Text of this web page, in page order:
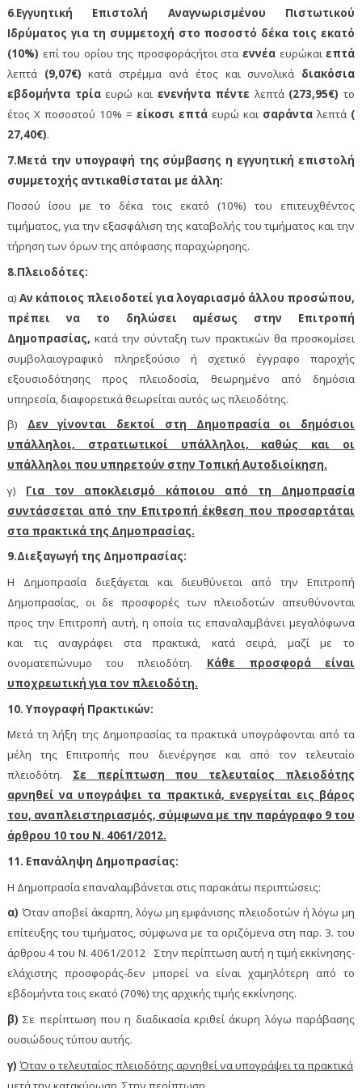
6.Εγγυητική Επιστολή Αναγνωρισμένου Πιστωτικού
Ιδρύματος για τη συμμετοχή στο ποσοστό δέκα τοις εκατό
(10%) επί του ορίου της προσφοράςήτοι στα εννέα ευρώκαιεπτά
λεπτά (9,07€) κατά στρέμμα ανά έτος και συνολικά διακόσια
εβδομήντα τρίαευρώ και ενενήντα πέντε λεπτά (273,95€)το
έτος Χ ποσοστού 10% = είκοσι επτά ευρώ και σαράνταλεπτά (
27,40€).
7.Μετά την υπογραφή της σύμβασης η εγγυητική επιστολή
συμμετοχής αντικαθίσταται με άλλη:
Ποσού ίσου με το δέκα τοις εκατό (10%) του επιτευχθέντος
τιμήματος, για την εξασφάλιση της καταβολής του τιμήματος και την
τήρηση των όρων της απόφασης παραχώρησης.
8.Πλειοδότες:
α) Αν κάποιος πλειοδοτεί για λογαριασμό άλλου προσώπου,
πρέπει να το δηλώσει αμέσως στην Επιτροπή
Δημοπρασίας, κατά την σύνταξη των πρακτικών θα προσκομίσει
συμβολαιογραφικό πληρεξούσιο ή σχετικό έγγραφο παροχής
εξουσιοδότησης προς πλειοδοσία, θεωρημένο από δημόσια
υπηρεσία, διαφορετικά θεωρείται αυτός ως πλειοδότης.
β) Δεν γίνονται δεκτοί στη Δημοπρασία οι δημόσιοι
υπάλληλοι, στρατιωτικοί υπάλληλοι, καθώς και οι
υπάλληλοι που υπηρετούν στην Τοπική Αυτοδιοίκηση.
γ)
Για τον αποκλεισμό κάποιου από τη Δημοπρασία
συντάσσεται από την Επιτροπή έκθεση που προσαρτάται
στα πρακτικά της Δημοπρασίας.
9.Διεξαγωγή της Δημοπρασίας:
H Δημοπρασία διεξάγεται και διευθύνεται από την Επιτροπή
Δημοπρασίας, οι δε προσφορές των πλειοδοτών απευθύνονται
προς την Επιτροπή αυτή, η οποία τις επαναλαμβάνει μεγαλόφωνα
και τις αναγράφει στα πρακτικά, κατά σειρά, μαζί με το
ονοματεπώνυμο του πλειοδότη. Κάθε προσφορά είναι
υποχρεωτική για τον πλειοδότη.
10. Υπογραφή Πρακτικών:
Μετά τη λήξη της Δημοπρασίας τα πρακτικά υπογράφονται από τα
μέλη της Επιτροπής που διενέργησε και από τον τελευταίο
πλειοδότη. Σε περίπτωση που τελευταίος πλειοδότης
αρνηθεί να υπογράψει τα πρακτικά, ενεργείται εις βάρος
του, αναπλειστηριασμός, σύμφωνα με την παράγραφο 9 του
άρθρου 10 του Ν. 4061/2012.
11. Επανάληψη Δημοπρασίας:
H Δημοπρασία επαναλαμβάνεται στις παρακάτω περιπτώσεις:
α) Όταν αποβεί άκαρπη, λόγω μη εμφάνισης πλειοδοτών ή λόγω μη
επίτευξης του τιμήματος, σύμφωνα με τα οριζόμενα στη παρ. 3. του
άρθρου 4 του Ν. 4061/2012 Στην περίπτωση αυτή η τιμή εκκίνησης-
ελάχιστης προσφοράς-δεν μπορεί να είναι χαμηλότερη από το
εβδομήντα τοις εκατό (70%) της αρχικής τιμής εκκίνησης.
β) Σε περίπτωση που η διαδικασία κριθεί άκυρη λόγω παράβασης
ουσιώδους τύπου αυτής.
γ) Όταν ο τελευταίος πλειοδότης αρνηθεί να υπογράψει τα πρακτικά